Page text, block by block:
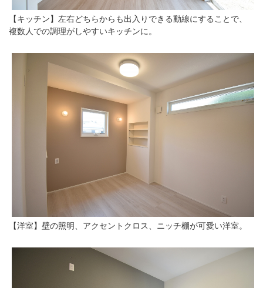
【キッチン】左右どちらからも出入りできる動線にすることで、
複数人での調理がしやすいキッチンに。
【洋室】壁の照明、アクセントクロス、ニッチ棚が可愛い洋室。